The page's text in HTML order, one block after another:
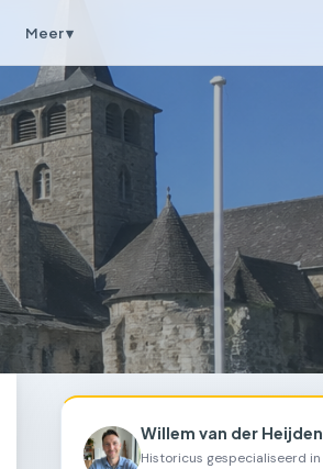
Meer ▾
Willem van der Heijden
Historicus gespecialiseerd in